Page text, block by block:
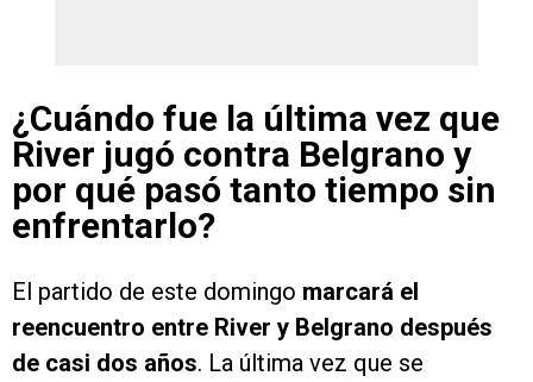
¿Cuándo fue la última vez que
River jugó contra Belgrano y
por qué pasó tanto tiempo sin
enfrentarlo?
El partido de este domingo marcará el
reencuentro entre River y Belgrano después
de casi dos años. La última vez que se